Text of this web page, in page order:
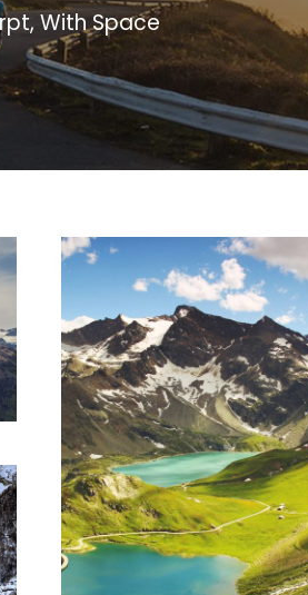
With Space